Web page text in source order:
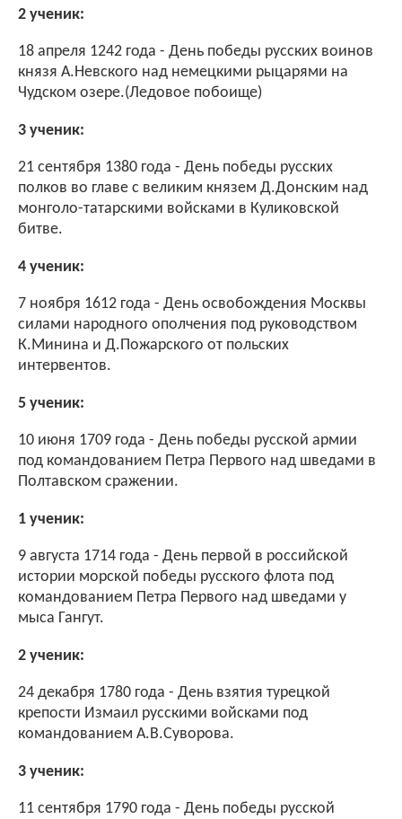
2 ученик:
18 апреля 1242 года - День победы русских воинов
князя А.Невского над немецкими рыцарями на
Чудском озере.(Ледовое побоище)
3 ученик:
21 сентября 1380 года - День победы русских
полков во главе с великим князем Д.Донским над
монголо-татарскими войсками в Куликовской
битве.
4 ученик:
7 ноября 1612 года - День освобождения Москвы
силами народного ополчения под руководством
К.Минина и Д.Пожарского от польских
интервентов.
5 ученик:
10 июня 1709 года - День победы русской армии
под командованием Петра Первого над шведами в
Полтавском сражении.
1 ученик:
9 августа 1714 года - День первой в российской
истории морской победы русского флота под
командованием Петра Первого над шведами у
мыса Гангут.
2 ученик:
24 декабря 1780 года - День взятия турецкой
крепости Измаил русскими войсками под
командованием А.В.Суворова.
3 ученик:
11 сентября 1790 года - День победы русской